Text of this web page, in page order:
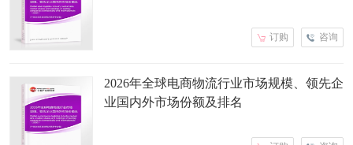
咨询
订购
2026年全球电商物流行业市场规模、领先企
业国内外市场份额及排名